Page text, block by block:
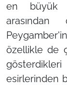
en büyük
arasından
özellikle de
esirlerinden